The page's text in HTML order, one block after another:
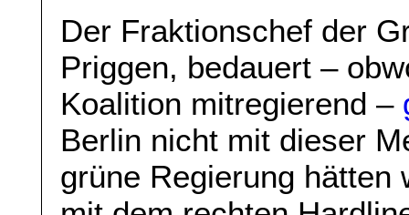
Der Fraktionschef der
Priggen, bedauert –
Koalition mitregierend –
Berlin nicht mit dieser
grüne Regierung hätten